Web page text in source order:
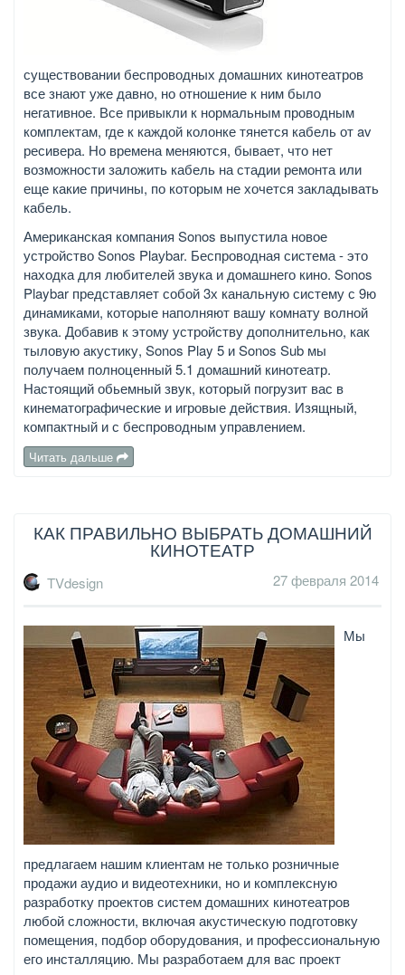
существовании беспроводных домашних кинотеатров
все знают уже давно, но отношение к ним было
негативное. Все привыкли к нормальным проводным
комплектам, где к каждой колонке тянется кабель от av
ресивера. Но времена меняются, бывает, что нет
возможности заложить кабель на стадии ремонта или
еще какие причины, по которым не хочется закладывать
кабель.
Американская компания Sonos выпустила новое
устройство Sonos Plaуbar. Беспроводная система - это
находка для любителей звука и домашнего кино. Sonos
Playbar представляет собой 3х канальную систему с 9ю
динамиками, которые наполняют вашу комнату волной
звука. Добавив к этому устройству дополнительно, как
тыловую акустику, Sonos Play 5 и Sonos Sub мы
получаем полноценный 5.1 домашний кинотеатр.
Настоящий обьемный звук, который погрузит вас в
кинематографические и игровые действия. Изящный,
компактный и с беспроводным управлением.
Читать дальше
КАК ПРАВИЛЬНО ВЫБРАТЬ ДОМАШНИЙ
КИНОТЕАТР
TVdesign 27 февраля 2014
Мы
предлагаем нашим клиентам не только розничные
продажи аудио и видеотехники, но и комплексную
разработку проектов систем домашних кинотеатров
любой сложности, включая акустическую подготовку
помещения, подбор оборудования, и профессиональную
его инсталляцию. Мы разработаем для вас проект